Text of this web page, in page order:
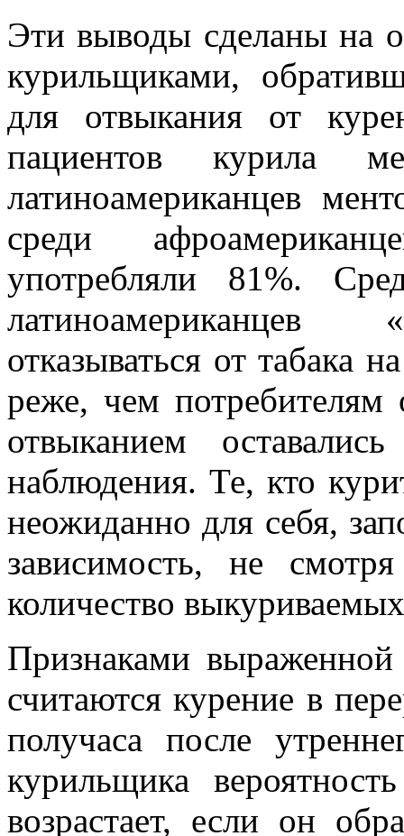
Эти выводы сделаны на
курильщиками,
для отвыкания от
пациентов курила
латиноамериканцев
среди
употребляли 81%.
латиноамериканцев
отказываться от табака
реже, чем потребителям
отвыканием
наблюдения. Те, кто
неожиданно для себя,
зависимость, не
количество
Признаками
считаются курение в
получаса после
курильщика
возрастает, если он